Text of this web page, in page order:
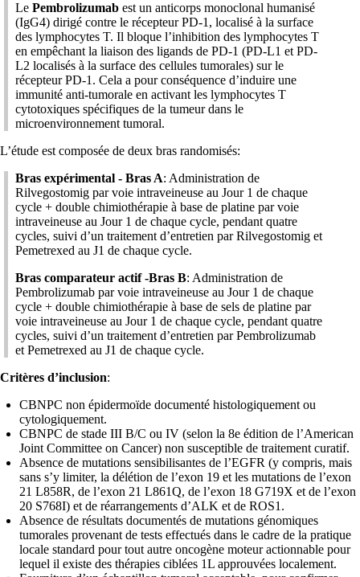
LePembrolizumab est un anticorps monoclonal humanisé
(IgG4) dirigé contre le récepteur PD-1, localisé à la surface
des lymphocytes T. Il bloque l’inhibition des lymphocytes T
en empêchant la liaison des ligands de PD-1 (PD-L1 et PD-
L2 localisés à la surface des cellules tumorales) sur le
récepteur PD-1. Cela a pour conséquence d’induire une
immunité anti-tumorale en activant les lymphocytes T
cytotoxiques spécifiques de la tumeur dans le
microenvironnement tumoral.
L’étude est composée de deux bras randomisés:
Bras expérimental - Bras A: Administration de
Rilvegostomig par voie intraveineuse au Jour 1 de chaque
cycle + double chimiothérapie à base de platine par voie
intraveineuse au Jour 1 de chaque cycle, pendant quatre
cycles, suivi d’un traitement d’entretien par Rilvegostomig et
Pemetrexed au J1 de chaque cycle.
Bras comparateur actif -Bras B: Administration de
Pembrolizumab par voie intraveineuse au Jour 1 de chaque
cycle + double chimiothérapie à base de sels de platine par
voie intraveineuse au Jour 1 de chaque cycle, pendant quatre
cycles, suivi d’un traitement d’entretien par Pembrolizumab
et Pemetrexed au J1 de chaque cycle.
Critères d’inclusion:
CBNPC non épidermoïde documenté histologiquement ou
cytologiquement.
CBNPC de stade III B/C ou IV (selon la 8e édition de l’American
Joint Committee on Cancer) non susceptible de traitement curatif.
Absence de mutations sensibilisantes de l’EGFR (y compris, mais
sans s’y limiter, la délétion de l’exon 19 et les mutations de l’exon
21 L858R, de l’exon 21 L861Q, de l’exon 18 G719X et de l’exon
20 S768I) et de réarrangements d’ALK et de ROS1.
Absence de résultats documentés de mutations génomiques
tumorales provenant de tests effectués dans le cadre de la pratique
locale standard pour tout autre oncogène moteur actionnable pour
lequel il existe des thérapies ciblées 1L approuvées localement.